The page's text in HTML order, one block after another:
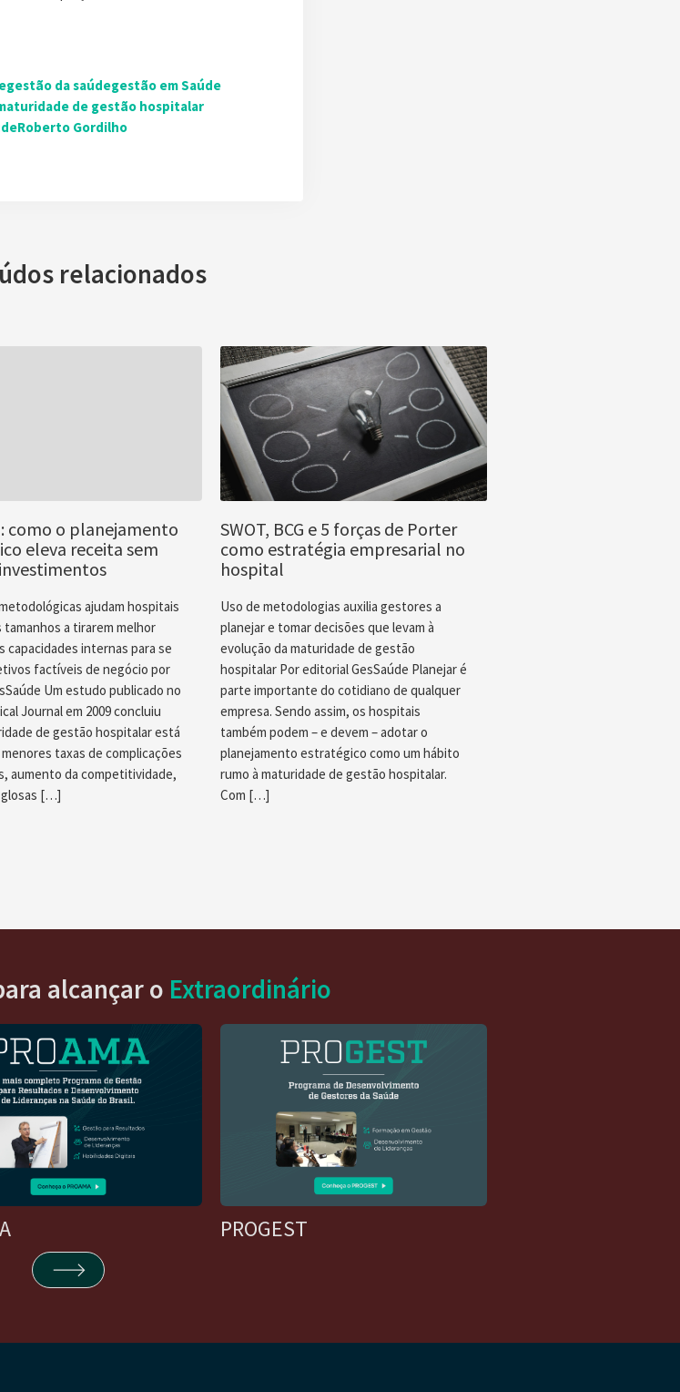
gestão da saúdegestão em Saúde
de gestão hospitalar
Roberto Gordilho
relacionados
como o planejamento
eleva receita sem
ajudam hospitais
a tirarem melhor
capacidades internas para se
factíveis de negócio por
Um estudo publicado no
Journal em 2009 concluiu
de gestão hospitalar está
taxas de complicações
aumento da competitividade,
glosas […]
SWOT, BCG e 5 forças de Porter
como estratégia empresarial no
hospital
Uso de metodologias auxilia gestores a
planejar e tomar decisões que levam à
evolução da maturidade de gestão
hospitalar Por editorial GesSaúde Planejar é
parte importante do cotidiano de qualquer
empresa. Sendo assim, os hospitais
também podem – e devem – adotar o
planejamento estratégico como um hábito
rumo à maturidade de gestão hospitalar.
Com […]
alcançar o Extraordinário
PROGEST